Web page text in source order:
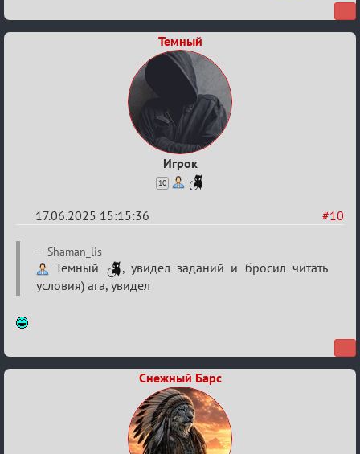
от
Темный
Игрок
10
#10
17.06.2025 15:15:36
Re:
"Сумеречные
загадки"
от
Ars
Goetia
Shaman_lis
Темный
, увидел заданий и бросил читать
условия) ага, увидел
Снежный Барс